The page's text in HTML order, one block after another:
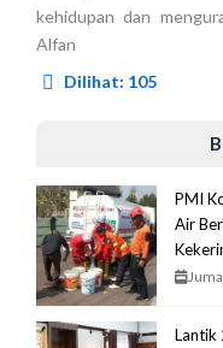
kehidupan dan
Alfan
Dilihat: 105
PMI
Air
Lantik